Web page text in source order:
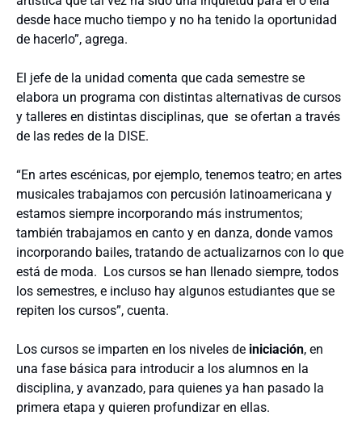
desde hace mucho tiempo y no ha tenido la oportunidad
de hacerlo”, agrega.
El jefe de la unidad comenta que cada semestre se
elabora un programa con distintas alternativas de cursos
y talleres en distintas disciplinas, que se ofertan a través
de las redes de la DISE.
“En artes escénicas, por ejemplo, tenemos teatro; en artes
musicales trabajamos con percusión latinoamericana y
estamos siempre incorporando más instrumentos;
también trabajamos en canto y en danza, donde vamos
incorporando bailes, tratando de actualizarnos con lo que
está de moda. Los cursos se han llenado siempre, todos
los semestres, e incluso hay algunos estudiantes que se
repiten los cursos”, cuenta.
Los cursos se imparten en los niveles de iniciación, en
una fase básica para introducir a los alumnos en la
disciplina, y avanzado, para quienes ya han pasado la
primera etapa y quieren profundizar en ellas.